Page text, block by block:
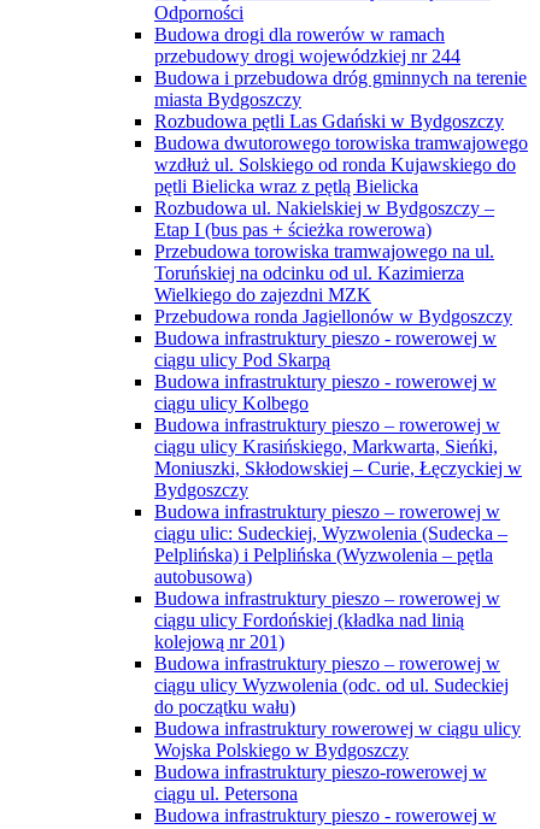
Odporności
Budowa drogi dla rowerów w ramach
przebudowy drogi wojewódzkiej nr 244
Budowa i przebudowa dróg gminnych na terenie
miasta Bydgoszczy
Rozbudowa pętli Las Gdański w Bydgoszczy
Budowa dwutorowego torowiska tramwajowego
wzdłuż ul. Solskiego od ronda Kujawskiego do
pętli Bielicka wraz z pętlą Bielicka
Rozbudowa ul. Nakielskiej w Bydgoszczy –
Etap I (bus pas + ścieżka rowerowa)
Przebudowa torowiska tramwajowego na ul.
Toruńskiej na odcinku od ul. Kazimierza
Wielkiego do zajezdni MZK
Przebudowa ronda Jagiellonów w Bydgoszczy
Budowa infrastruktury pieszo - rowerowej w
ciągu ulicy Pod Skarpą
Budowa infrastruktury pieszo - rowerowej w
ciągu ulicy Kolbego
Budowa infrastruktury pieszo – rowerowej w
ciągu ulicy Krasińskiego, Markwarta, Sieńki,
Moniuszki, Skłodowskiej – Curie, Łęczyckiej w
Bydgoszczy
Budowa infrastruktury pieszo – rowerowej w
ciągu ulic: Sudeckiej, Wyzwolenia (Sudecka –
Pelplińska) i Pelplińska (Wyzwolenia – pętla
autobusowa)
Budowa infrastruktury pieszo – rowerowej w
ciągu ulicy Fordońskiej (kładka nad linią
kolejową nr 201)
Budowa infrastruktury pieszo – rowerowej w
ciągu ulicy Wyzwolenia (odc. od ul. Sudeckiej
do początku wału)
Budowa infrastruktury rowerowej w ciągu ulicy
Wojska Polskiego w Bydgoszczy
Budowa infrastruktury pieszo-rowerowej w
ciągu ul. Petersona
Budowa infrastruktury pieszo - rowerowej w